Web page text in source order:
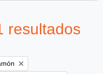
resultados